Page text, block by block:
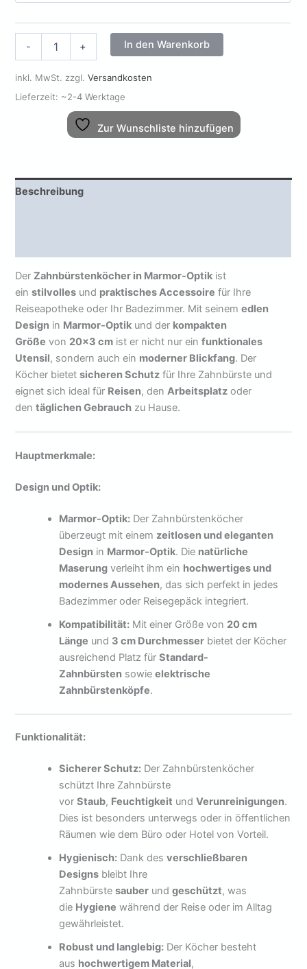
-
20x3cm
Menge
+ In den Warenkorb
inkl. MwSt. zzgl.Versandkosten
Lieferzeit: ~2-4 Werktage
Zur Wunschliste hinzufügen
Beschreibung
DerZahnbürstenköcher in Marmor-Optik ist
einstilvolles und praktisches Accessoire für Ihre
Reiseapotheke oder Ihr Badezimmer. Mit seinemedlen
Design in Marmor-Optik und der kompakten
Größe von 20×3 cm ist er nicht nur einfunktionales
Utensil, sondern auch ein moderner Blickfang. Der
Köcher bietetsicheren Schutz für Ihre Zahnbürste und
eignet sich ideal für Reisen, denArbeitsplatz oder
dentäglichen Gebrauch zu Hause.
Hauptmerkmale:
Design und Optik:
Marmor-Optik: Der Zahnbürstenköcher
überzeugt mit einem zeitlosen und eleganten
Design in Marmor-Optik. Die natürliche
Maserung verleiht ihm ein hochwertiges und
modernes Aussehen, das sich perfekt in jedes
Badezimmer oder Reisegepäck integriert.
Kompatibilität: Mit einer Größe von 20 cm
Länge und 3 cm Durchmesser bietet der Köcher
ausreichend Platz fürStandard-
Zahnbürsten sowieelektrische
Zahnbürstenköpfe.
Funktionalität:
Sicherer Schutz: Der Zahnbürstenköcher
schützt Ihre Zahnbürste
vorStaub, Feuchtigkeit undVerunreinigungen.
Dies ist besonders unterwegs oder in öffentlichen
Räumen wie dem Büro oder Hotel von Vorteil.
Hygienisch: Dank desverschließbaren
Designs bleibt Ihre
Zahnbürstesauber undgeschützt, was
die Hygiene während der Reise oder im Alltag
gewährleistet.
Robust und langlebig: Der Köcher besteht
aus hochwertigem Material,